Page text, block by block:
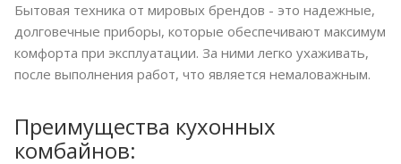
Бытовая техника от мировых брендов - это надежные,
долговечные приборы, которые обеспечивают максимум
комфорта при эксплуатации. За ними легко ухаживать,
после выполнения работ, что является немаловажным.
Преимущества кухонных
комбайнов: